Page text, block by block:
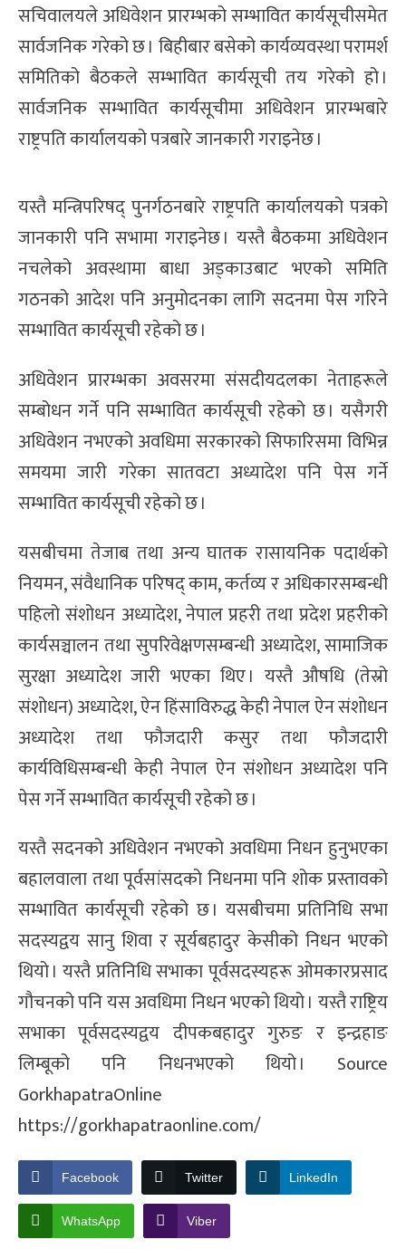
सचिवालयले अधिवेशन प्रारम्भको सम्भावित कार्यसूचीसमेत
सार्वजनिक गरेको छ । बिहीबार बसेको कार्यव्यवस्था परामर्श
समितिको बैठकले सम्भावित कार्यसूची तय गरेको हो ।
सार्वजनिक सम्भावित कार्यसूचीमा अधिवेशन प्रारम्भबारे
राष्ट्रपति कार्यालयको पत्रबारे जानकारी गराइनेछ ।
यस्तै मन्त्रिपरिषद् पुनर्गठनबारे राष्ट्रपति कार्यालयको पत्रको
जानकारी पनि सभामा गराइनेछ । यस्तै बैठकमा अधिवेशन
नचलेको अवस्थामा बाधा अड्काउबाट भएको समिति
गठनको आदेश पनि अनुमोदनका लागि सदनमा पेस गरिने
सम्भावित कार्यसूची रहेको छ ।
अधिवेशन प्रारम्भका अवसरमा संसदीयदलका नेताहरूले
सम्बोधन गर्ने पनि सम्भावित कार्यसूची रहेको छ । यसैगरी
अधिवेशन नभएको अवधिमा सरकारको सिफारिसमा विभिन्न
समयमा जारी गरेका सातवटा अध्यादेश पनि पेस गर्ने
सम्भावित कार्यसूची रहेको छ ।
यसबीचमा तेजाब तथा अन्य घातक रासायनिक पदार्थको
नियमन, संवैधानिक परिषद् काम, कर्तव्य र अधिकारसम्बन्धी
पहिलो संशोधन अध्यादेश, नेपाल प्रहरी तथा प्रदेश प्रहरीको
कार्यसञ्चालन तथा सुपरिवेक्षणसम्बन्धी अध्यादेश, सामाजिक
सुरक्षा अध्यादेश जारी भएका थिए । यस्तै औषधि (तेस्रो
संशोधन) अध्यादेश, ऐन हिंसाविरुद्ध केही नेपाल ऐन संशोधन
अध्यादेश तथा फौजदारी कसुर तथा फौजदारी
कार्यविधिसम्बन्धी केही नेपाल ऐन संशोधन अध्यादेश पनि
पेस गर्ने सम्भावित कार्यसूची रहेको छ ।
यस्तै सदनको अधिवेशन नभएको अवधिमा निधन हुनुभएका
बहालवाला तथा पूर्वसांसदको निधनमा पनि शोक प्रस्तावको
सम्भावित कार्यसूची रहेको छ । यसबीचमा प्रतिनिधि सभा
सदस्यद्वय सानु शिवा र सूर्यबहादुर केसीको निधन भएको
थियो । यस्तै प्रतिनिधि सभाका पूर्वसदस्यहरू ओमकारप्रसाद
गौचनको पनि यस अवधिमा निधन भएको थियो । यस्तै राष्ट्रिय
सभाका पूर्वसदस्यद्वय दीपकबहादुर गुरुङ र इन्द्रहाङ
लिम्बूको पनि निधनभएको थियो । Source
GorkhapatraOnline
https://gorkhapatraonline.com/
Facebook Twitter LinkedIn
WhatsApp Viber